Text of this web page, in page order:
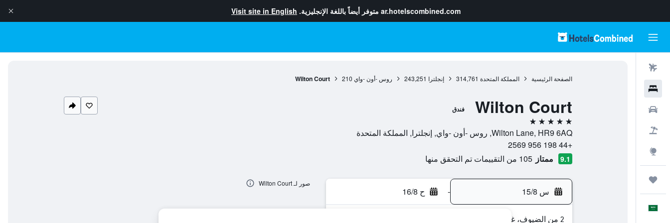
ar.hotelscombined.com متوفر أيضاً باللغة الإنجليزية. Visit site in English
الصفحة الرئيسية المملكة المتحدة 314,761 إنجلترا 243,251 روس -أون -واي 210
Wilton Court
Wilton Court فندق
5 نجوم
Wilton Lane, HR9 6AQ, روس -أون -واي, إنجلترا, المملكة المتحدة
+44 198 956 2569
9.1 ممتاز 105 من التقييمات تم التحقق منها
س 15/8 - ح 16/8
2 من الضيوف، غرفة واحدة
صور لـ Wilton Court